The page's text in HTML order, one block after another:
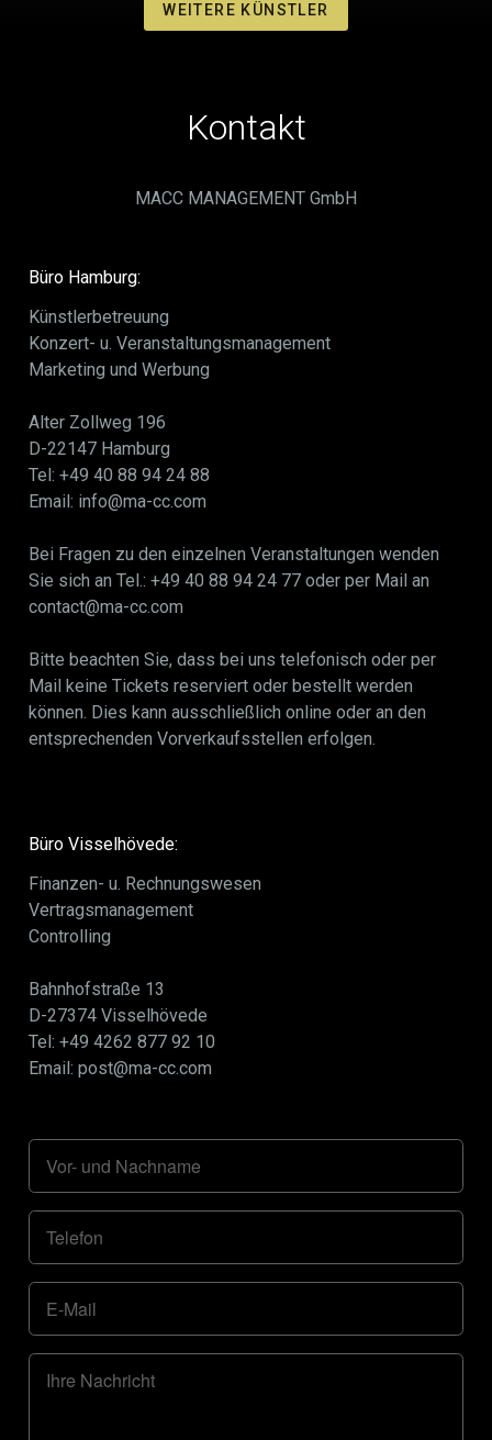
WEITERE KÜNSTLER
Kontakt
MACC MANAGEMENT GmbH
Büro Hamburg:
Künstlerbetreuung
Konzert- u. Veranstaltungsmanagement
Marketing und Werbung
Alter Zollweg 196
D-22147 Hamburg
Tel: +49 40 88 94 24 88
Email: info@ma-cc.com
Bei Fragen zu den einzelnen Veranstaltungen wenden
Sie sich an Tel.: +49 40 88 94 24 77 oder per Mail an
contact@ma-cc.com
Bitte beachten Sie, dass bei uns telefonisch oder per
Mail keine Tickets reserviert oder bestellt werden
können. Dies kann ausschließlich online oder an den
entsprechenden Vorverkaufsstellen erfolgen.
Büro Visselhövede:
Finanzen- u. Rechnungswesen
Vertragsmanagement
Controlling
Bahnhofstraße 13
D-27374 Visselhövede
Tel: +49 4262 877 92 10
Email: post@ma-cc.com
Vor- und Nachname
Telefon
E-Mail
Ihre Nachricht